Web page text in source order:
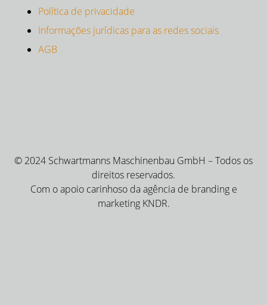
Política de privacidade
Informações jurídicas para as redes sociais
AGB
© 2024 Schwartmanns Maschinenbau GmbH – Todos os
direitos reservados.
Com o apoio carinhoso da agência de branding e
marketing KNDR.